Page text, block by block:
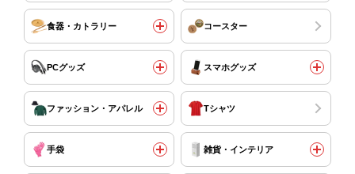
食器・カトラリー コースター
PCグッズ スマホグッズ
ファッション・アパレル Tシャツ
手袋 雑貨・インテリア